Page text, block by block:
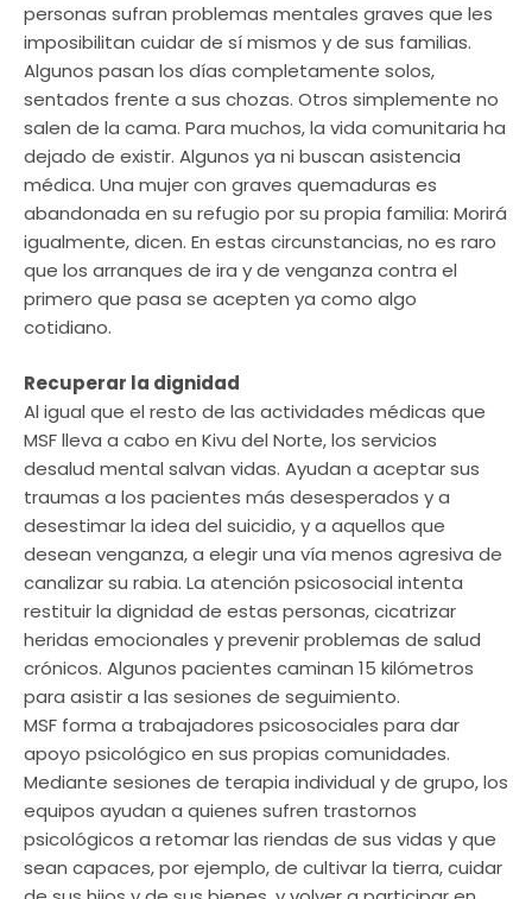
personas sufran problemas mentales graves que les
imposibilitan cuidar de sí mismos y de sus familias.
Algunos pasan los días completamente solos,
sentados frente a sus chozas. Otros simplemente no
salen de la cama. Para muchos, la vida comunitaria ha
dejado de existir. Algunos ya ni buscan asistencia
médica. Una mujer con graves quemaduras es
abandonada en su refugio por su propia familia: Morirá
igualmente, dicen. En estas circunstancias, no es raro
que los arranques de ira y de venganza contra el
primero que pasa se acepten ya como algo
cotidiano.
Recuperar la dignidad
Al igual que el resto de las actividades médicas que
MSF lleva a cabo en Kivu del Norte, los servicios
desalud mental salvan vidas. Ayudan a aceptar sus
traumas a los pacientes más desesperados y a
desestimar la idea del suicidio, y a aquellos que
desean venganza, a elegir una vía menos agresiva de
canalizar su rabia. La atención psicosocial intenta
restituir la dignidad de estas personas, cicatrizar
heridas emocionales y prevenir problemas de salud
crónicos. Algunos pacientes caminan 15 kilómetros
para asistir a las sesiones de seguimiento.
MSF forma a trabajadores psicosociales para dar
apoyo psicológico en sus propias comunidades.
Mediante sesiones de terapia individual y de grupo, los
equipos ayudan a quienes sufren trastornos
psicológicos a retomar las riendas de sus vidas y que
sean capaces, por ejemplo, de cultivar la tierra, cuidar